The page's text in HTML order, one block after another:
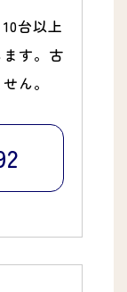
台以上
す。古
ん。